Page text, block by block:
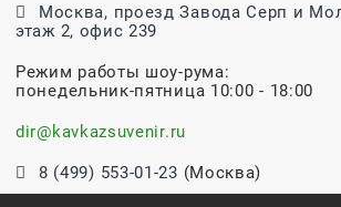
Москва, проезд Завода Серп и
этаж 2, офис 239
Режим работы шоу-рума:
понедельник-пятница 10:00 - 18:00
dir@kavkazsuvenir.ru
8 (499) 553-01-23 (Москва)